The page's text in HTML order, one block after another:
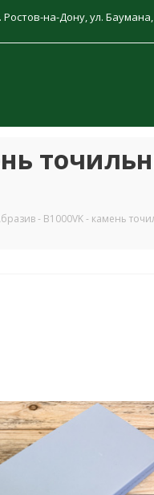
Ростов-на-Дону, ул.
- B1000VK - камень